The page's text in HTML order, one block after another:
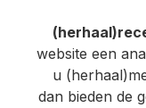
website een
u
dan bieden de